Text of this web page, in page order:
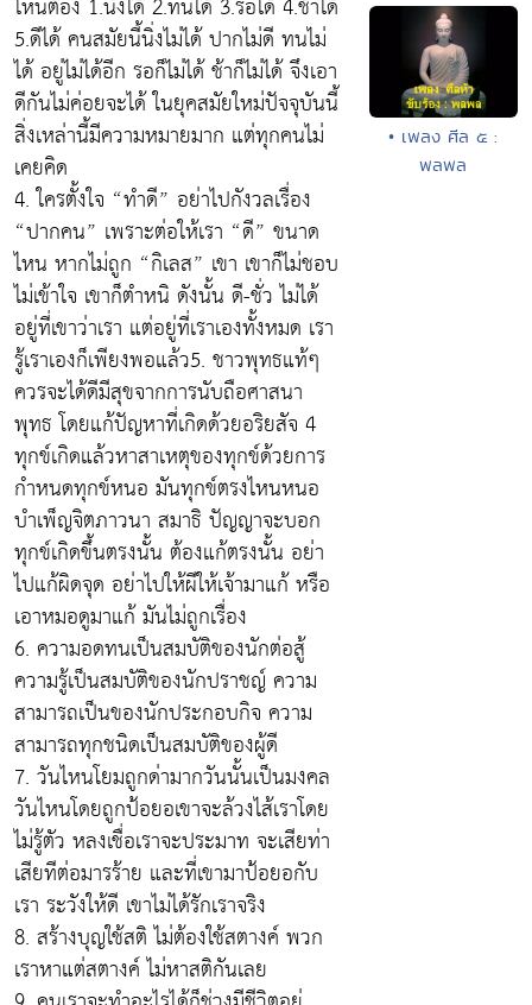
5.ดีได้ คนสมัยนี้นิ่งไม่ได้ ปากไม่ดี ทนไม่
ได้ อยู่ไม่ได้อีก รอก็ไม่ได้ ช้าก็ไม่ได้ จึงเอา
ดีกันไม่ค่อยจะได้ ในยุคสมัยใหม่ปัจจุบันนี้
สิ่งเหล่านี้มีความหมายมาก แต่ทุกคนไม่
เคยคิด
4. ใครตั้งใจ “ทำดี” อย่าไปกังวลเรื่อง
“ปากคน” เพราะต่อให้เรา “ดี” ขนาด
ไหน หากไม่ถูก “กิเลส” เขา เขาก็ไม่ชอบ
ไม่เข้าใจ เขาก็ตำหนิ ดังนั้น ดี-ชั่ว ไม่ได้
อยู่ที่เขาว่าเรา แต่อยู่ที่เราเองทั้งหมด เรา
รู้เราเองก็เพียงพอแล้ว5. ชาวพุทธแท้ๆ
ควรจะได้ดีมีสุขจากการนับถือศาสนา
พุทธ โดยแก้ปัญหาที่เกิดด้วยอริยสัจ 4
ทุกข์เกิดแล้วหาสาเหตุของทุกข์ด้วยการ
กำหนดทุกข์หนอ มันทุกข์ตรงไหนหนอ
บำเพ็ญจิตภาวนา สมาธิ ปัญญาจะบอก
ทุกข์เกิดขึ้นตรงนั้น ต้องแก้ตรงนั้น อย่า
ไปแก้ผิดจุด อย่าไปให้ผีให้เจ้ามาแก้ หรือ
เอาหมอดูมาแก้ มันไม่ถูกเรื่อง
6. ความอดทนเป็นสมบัติของนักต่อสู้
ความรู้เป็นสมบัติของนักปราชญ์ ความ
สามารถเป็นของนักประกอบกิจ ความ
สามารถทุกชนิดเป็นสมบัติของผู้ดี
7. วันไหนโยมถูกด่ามากวันนั้นเป็นมงคล
วันไหนโดยถูกป้อยอเขาจะล้วงไส้เราโดย
ไม่รู้ตัว หลงเชื่อเราจะประมาท จะเสียท่า
เสียทีต่อมารร้าย และที่เขามาป้อยอกับ
เรา ระวังให้ดี เขาไม่ได้รักเราจริง
8. สร้างบุญใช้สติ ไม่ต้องใช้สตางค์ พวก
เราหาแต่สตางค์ ไม่หาสติกันเลย
• เพลง ศีล ๕ :
พลพล